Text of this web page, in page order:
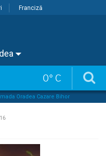
Franciză
0° C
Oradea Cazare Bihor